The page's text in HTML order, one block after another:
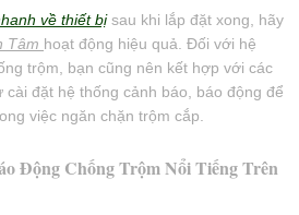
về thiết bịsau khi lắp đặt xong, hãy
Tâm hoạt động hiệu quả. Đối với hệ
trộm, bạn cũng nên kết hợp với các
cài đặt hệ thống cảnh báo, báo động để
việc ngăn chặn trộm cắp.
Động Chống Trộm Nổi Tiếng Trên